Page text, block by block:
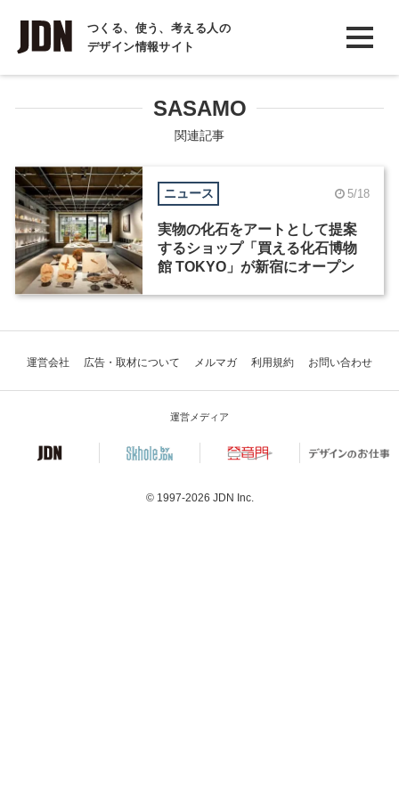
つくる、使う、考える人の
デザイン情報サイト
INTERVIEW
インタビュー
COLUMN
コラム
SASAMO
関連記事
ニュース 5/18
実物の化石をアートとして提案
するショップ「買える化石博物
館 TOKYO」が新宿にオープン
運営会社 広告・取材について メルマガ 利用規約 お問い合わせ
運営メディア
© 1997-2026 JDN Inc.